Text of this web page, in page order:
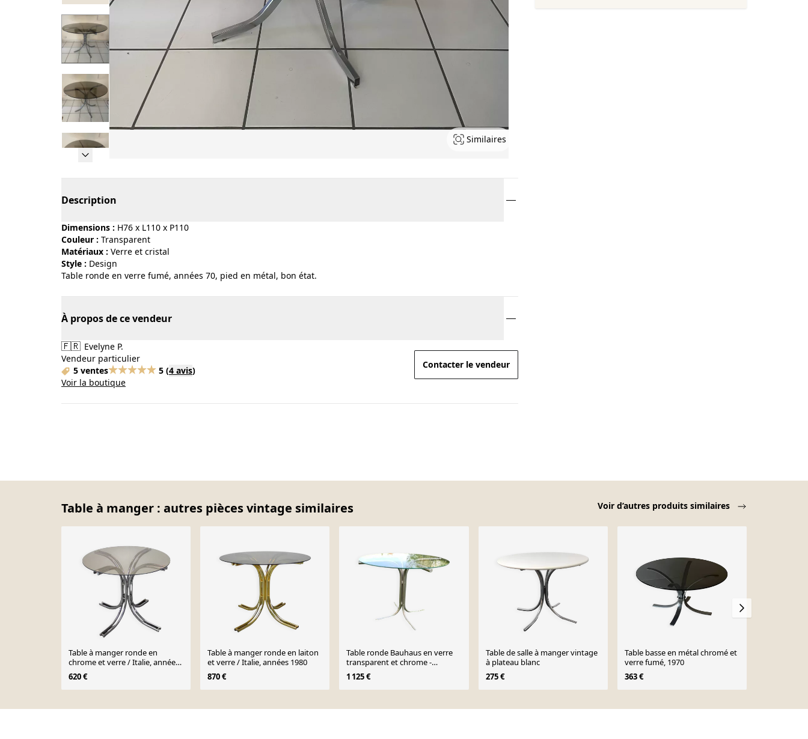
Similaires
Description
Dimensions : H76 x L110 x P110
Couleur :
transparent
Matériaux :
verre et cristal
Style :
design
Table ronde en verre fumé, années 70, pied en métal, bon état.
À propos de ce vendeur
🇫🇷 Evelyne P.
Vendeur particulier
5 ventes
5 (4 avis)
Voir la boutique
Contacter le vendeur
Table à manger : autres pièces vintage similaires Voir d’autres produits similaires
Table à manger ronde en
chrome et verre / Italie, années
1980
620 €
Table à manger ronde en laiton
et verre / Italie, années 1980
870 €
Table ronde Bauhaus en verre
transparent et chrome -
piétement tubulaire argenté
gris
1 125 €
Table de salle à manger vintage
à plateau blanc
275 €
Table basse en métal chromé et
verre fumé, 1970
363 €